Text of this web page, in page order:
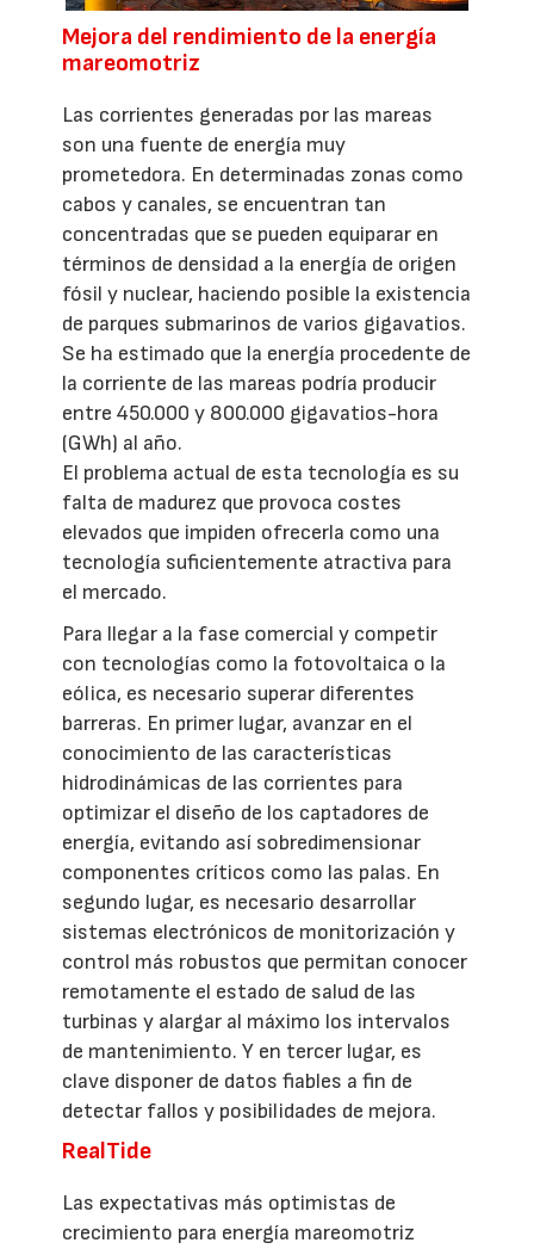
Mejora del rendimiento de la energía
mareomotriz
Las corrientes generadas por las mareas
son una fuente de energía muy
prometedora. En determinadas zonas como
cabos y canales, se encuentran tan
concentradas que se pueden equiparar en
términos de densidad a la energía de origen
fósil y nuclear, haciendo posible la existencia
de parques submarinos de varios gigavatios.
Se ha estimado que la energía procedente de
la corriente de las mareas podría producir
entre 450.000 y 800.000 gigavatios-hora
(GWh) al año.
El problema actual de esta tecnología es su
falta de madurez que provoca costes
elevados que impiden ofrecerla como una
tecnología suficientemente atractiva para
el mercado.
Para llegar a la fase comercial y competir
con tecnologías como la fotovoltaica o la
eólica, es necesario superar diferentes
barreras. En primer lugar, avanzar en el
conocimiento de las características
hidrodinámicas de las corrientes para
optimizar el diseño de los captadores de
energía, evitando así sobredimensionar
componentes críticos como las palas. En
segundo lugar, es necesario desarrollar
sistemas electrónicos de monitorización y
control más robustos que permitan conocer
remotamente el estado de salud de las
turbinas y alargar al máximo los intervalos
de mantenimiento. Y en tercer lugar, es
clave disponer de datos fiables a fin de
detectar fallos y posibilidades de mejora.
RealTide
Las expectativas más optimistas de
crecimiento para energía mareomotriz